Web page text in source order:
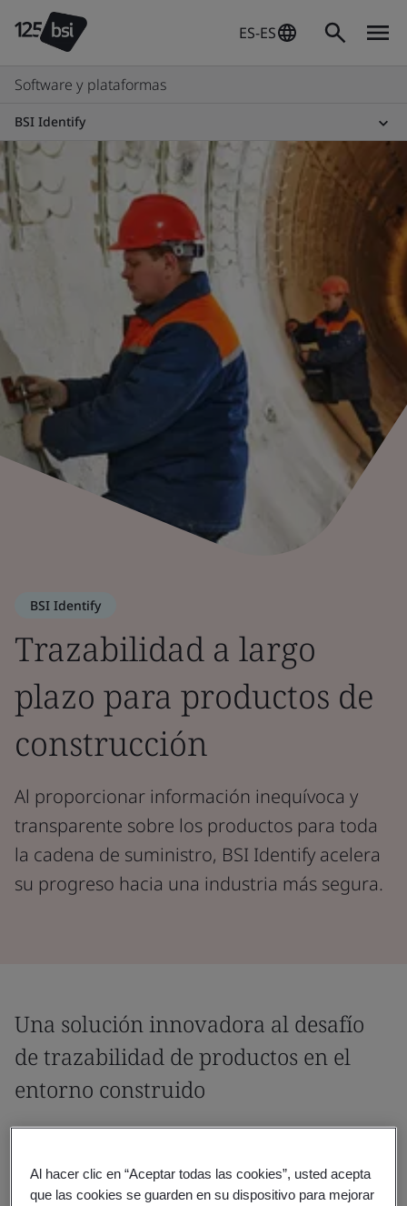
ES-ES
Software y plataformas
BSI Identify
BSI Identify
Trazabilidad a largo
plazo para productos de
construcción
Al proporcionar información inequívoca y
transparente sobre los productos para toda
la cadena de suministro, BSI Identify acelera
su progreso hacia una industria más segura.
Una solución innovadora al desafío
de trazabilidad de productos en el
entorno construido
BSI Identify permite a los fabricantes de
productos asegurar que todos los
profesionales de la industria tengan acceso a
Al hacer clic en “Aceptar todas las cookies”, usted acepta
que las cookies se guarden en su dispositivo para mejorar